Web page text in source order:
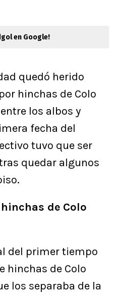
en Google!
quedó herido
hinchas de Colo
los albos y
fecha del
tuvo que ser
quedar algunos
de Colo
del primer tiempo
hinchas de Colo
los separaba de la